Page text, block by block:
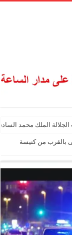
الملك محمد
بالقرب من كنيسة